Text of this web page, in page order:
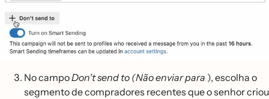
No campoDon't send to (Não enviar para ), escolha o
segmento de compradores recentes que o senhor criou